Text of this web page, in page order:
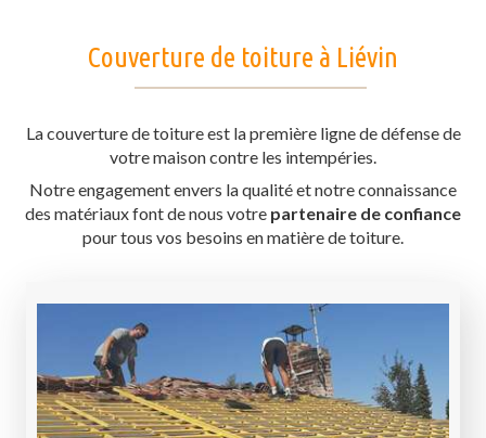
Couverture de toiture à Liévin
La couverture de toiture est la première ligne de défense de
votre maison contre les intempéries.
Notre engagement envers la qualité et notre connaissance
des matériaux font de nous votre partenaire de confiance
pour tous vos besoins en matière de toiture.